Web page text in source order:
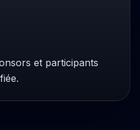
et participants